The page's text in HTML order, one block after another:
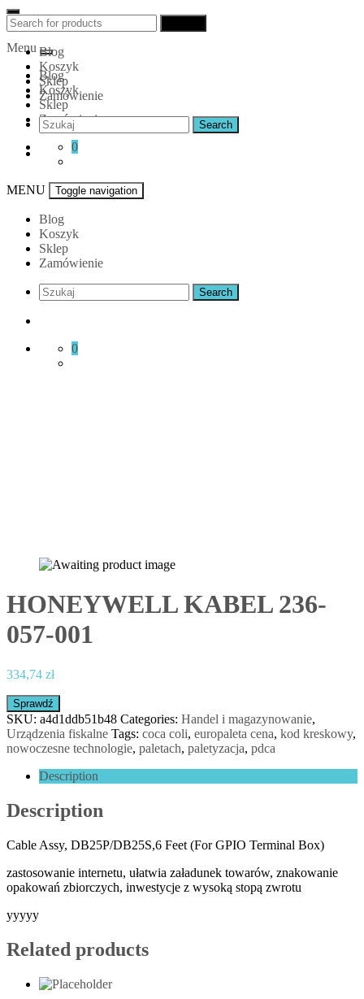
Skip
to
content
Betonove
Menu
Blog
Koszyk
Sklep
Zamówienie
0
MENU Toggle navigation
Blog
Koszyk
Sklep
Zamówienie
0
Search
for:
Blog
Koszyk
Sklep
Zamówienie
HONEYWELL KABEL 236-
057-001
334,74 zł
Sprawdź
SKU: a4d1ddb51b48 Categories: Handel i magazynowanie,
Urządzenia fiskalne Tags: coca coli, europaleta cena, kod kreskowy,
nowoczesne technologie, paletach, paletyzacja, pdca
Description
Description
Cable Assy, DB25P/DB25S,6 Feet (For GPIO Terminal Box)
zastosowanie internetu, ułatwia załadunek towarów, znakowanie
opakowań zbiorczych, inwestycje z wysoką stopą zwrotu
yyyyy
Related products